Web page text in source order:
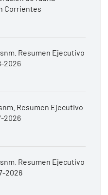
Corrientes
Resumen Ejecutivo
2026
Resumen Ejecutivo
2026
Resumen Ejecutivo
2026